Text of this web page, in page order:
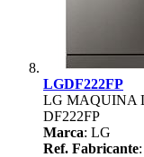
LGDF222FP
LG MAQUINA
DF222FP
Marca: LG
Ref. Fabricante